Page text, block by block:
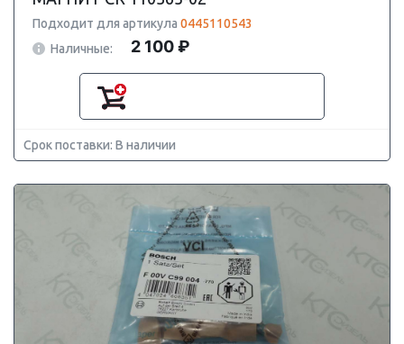
Подходит для артикула 0445110543
Наличные:
2 100 ₽
Срок поставки: В наличии